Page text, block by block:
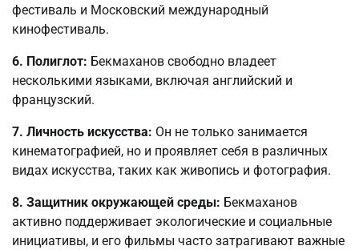
фестиваль и Московский международный
кинофестиваль.
6. Полиглот: Бекмаханов свободно владеет
несколькими языками, включая английский и
французский.
7. Личность искусства: Он не только занимается
кинематографией, но и проявляет себя в различных
видах искусства, таких как живопись и фотография.
8. Защитник окружающей среды: Бекмаханов
активно поддерживает экологические и социальные
инициативы, и его фильмы часто затрагивают важные